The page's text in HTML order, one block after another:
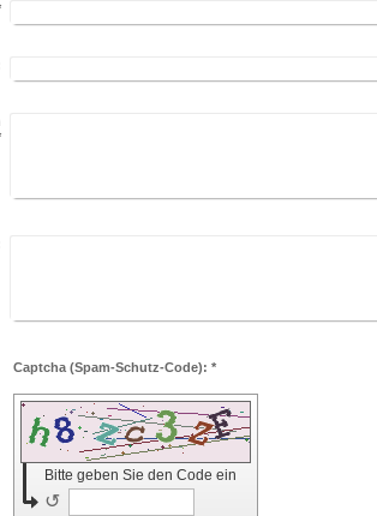
Captcha (Spam-Schutz-Code): *
Bitte geben Sie den Code ein
↺